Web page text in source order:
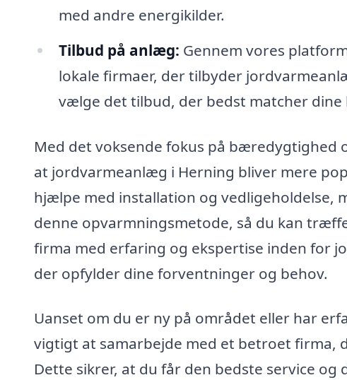
med andre energikilder.
Tilbud på anlæg: Gennem vores
lokale firmaer, der tilbyder
vælge det tilbud, der bedst matcher dine
Med det voksende fokus på bæredygtighed
at jordvarmeanlæg i Herning bliver mere
hjælpe med installation og vedligeholdelse,
denne opvarmningsmetode, så du kan
firma med erfaring og ekspertise inden for
der opfylder dine forventninger og behov.
Uanset om du er ny på området eller har
vigtigt at samarbejde med et betroet
Dette sikrer, at du får den bedste service